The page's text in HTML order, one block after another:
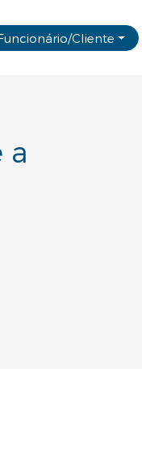
Cliente
a